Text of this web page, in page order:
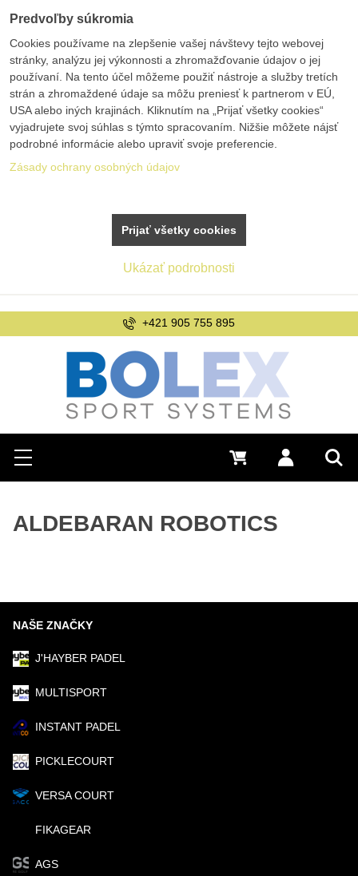
Hľadať
Menu Prihlásiť sa
0 €
ALDEBARAN ROBOTICS
NAŠE ZNAČKY
J'HAYBER PADEL
MULTISPORT
INSTANT PADEL
PICKLECOURT
VERSA COURT
FIKAGEAR
AGS
Predvoľby súkromia
Cookies používame na zlepšenie vašej návštevy tejto webovej
stránky, analýzu jej výkonnosti a zhromažďovanie údajov o jej
používaní. Na tento účel môžeme použiť nástroje a služby tretích
strán a zhromaždené údaje sa môžu preniesť k partnerom v EÚ,
USA alebo iných krajinách. Kliknutím na „Prijať všetky cookies“
vyjadrujete svoj súhlas s týmto spracovaním. Nižšie môžete nájsť
podrobné informácie alebo upraviť svoje preferencie.
Zásady ochrany osobných údajov
Ukázať podrobnosti
Prijať všetky cookies